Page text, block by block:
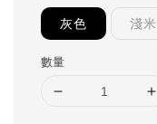
灰色 淺米
數量